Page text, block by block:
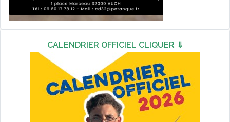
CALENDRIER OFFICIEL CLIQUER ⇓